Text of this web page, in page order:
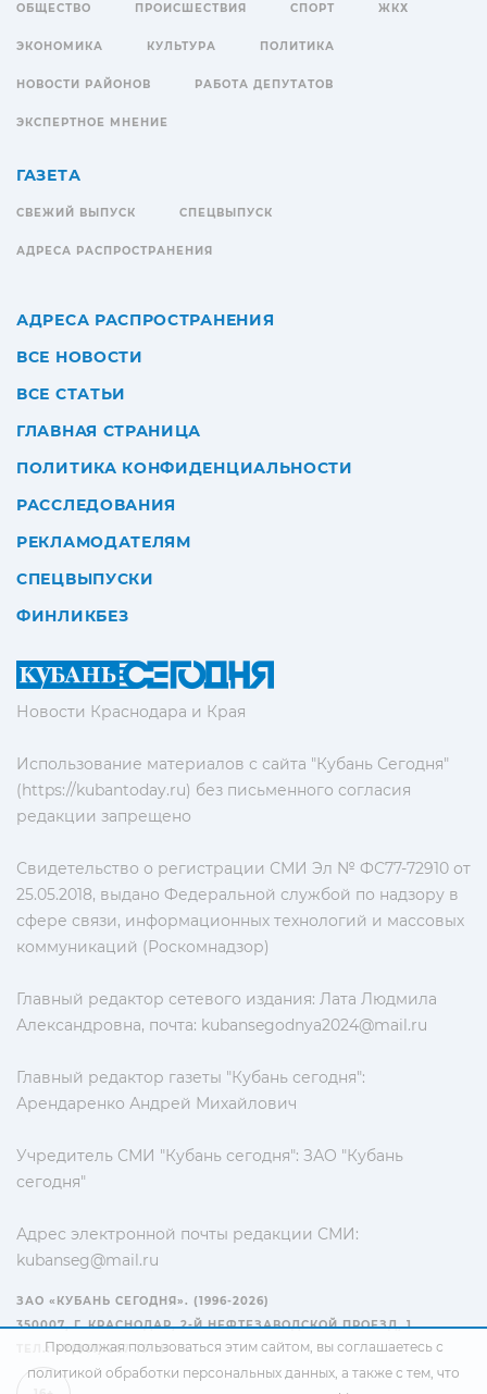
Новости Краснодара и Края
Использование материалов с сайта "Кубань Сегодня"
(https://kubantoday.ru) без письменного согласия
редакции запрещено
Свидетельство о регистрации СМИ Эл № ФС77-72910 от
25.05.2018, выдано Федеральной службой по надзору в
сфере связи, информационных технологий и массовых
коммуникаций (Роскомнадзор)
Главный редактор сетевого издания: Лата Людмила
Александровна, почта: kubansegodnya2024@mail.ru
Главный редактор газеты "Кубань сегодня":
Арендаренко Андрей Михайлович
Учредитель СМИ "Кубань сегодня": ЗАО "Кубань
сегодня"
Адрес электронной почты редакции СМИ:
kubanseg@mail.ru
ОБЩЕСТВО ПРОИСШЕСТВИЯ СПОРТ ЖКХ
ЭКОНОМИКА КУЛЬТУРА ПОЛИТИКА
НОВОСТИ РАЙОНОВ РАБОТА ДЕПУТАТОВ
ЭКСПЕРТНОЕ МНЕНИЕ
ГАЗЕТА
СВЕЖИЙ ВЫПУСК СПЕЦВЫПУСК
АДРЕСА РАСПРОСТРАНЕНИЯ
АДРЕСА РАСПРОСТРАНЕНИЯ
ВСЕ НОВОСТИ
ВСЕ СТАТЬИ
ГЛАВНАЯ СТРАНИЦА
ПОЛИТИКА КОНФИДЕНЦИАЛЬНОСТИ
РАССЛЕДОВАНИЯ
РЕКЛАМОДАТЕЛЯМ
СПЕЦВЫПУСКИ
ФИНЛИКБЕЗ
ЗАО «КУБАНЬ СЕГОДНЯ». (1996-2026)
350007, Г. КРАСНОДАР, 2-Й НЕФТЕЗАВОДСКОЙ ПРОЕЗД, 1
ТЕЛ.: +7(861) 267-15-15
Продолжая пользоваться этим сайтом, вы соглашаетесь с
политикой обработки персональных данных, а также с тем, что